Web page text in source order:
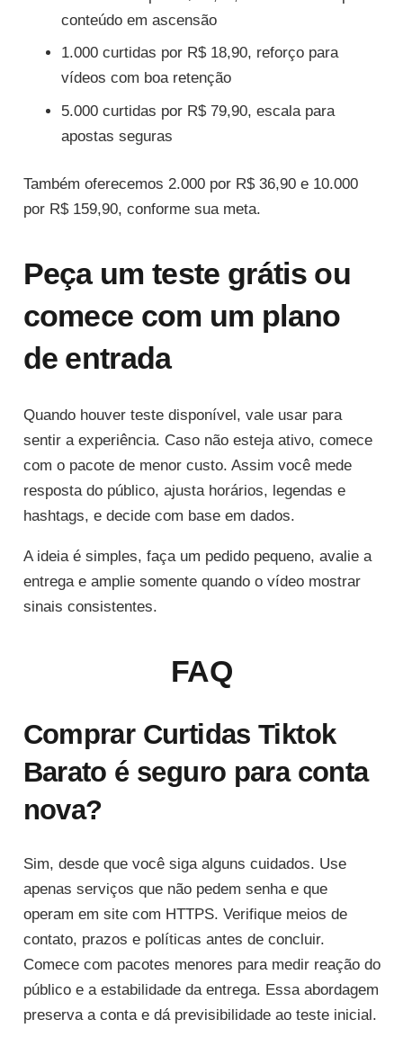
conteúdo em ascensão
1.000 curtidas por R$ 18,90, reforço para
vídeos com boa retenção
5.000 curtidas por R$ 79,90, escala para
apostas seguras
Também oferecemos 2.000 por R$ 36,90 e 10.000
por R$ 159,90, conforme sua meta.
Peça um teste grátis ou
comece com um plano
de entrada
Quando houver teste disponível, vale usar para
sentir a experiência. Caso não esteja ativo, comece
com o pacote de menor custo. Assim você mede
resposta do público, ajusta horários, legendas e
hashtags, e decide com base em dados.
A ideia é simples, faça um pedido pequeno, avalie a
entrega e amplie somente quando o vídeo mostrar
sinais consistentes.
FAQ
Comprar Curtidas Tiktok
Barato é seguro para conta
nova?
Sim, desde que você siga alguns cuidados. Use
apenas serviços que não pedem senha e que
operam em site com HTTPS. Verifique meios de
contato, prazos e políticas antes de concluir.
Comece com pacotes menores para medir reação do
público e a estabilidade da entrega. Essa abordagem
preserva a conta e dá previsibilidade ao teste inicial.